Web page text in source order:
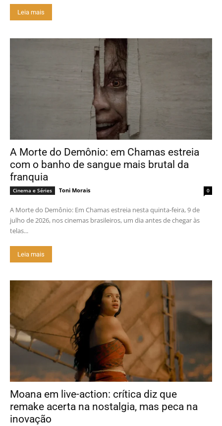
Leia mais
A Morte do Demônio: em Chamas estreia
com o banho de sangue mais brutal da
franquia
Cinema e Séries Toni Morais 0
A Morte do Demônio: Em Chamas estreia nesta quinta-feira, 9 de
julho de 2026, nos cinemas brasileiros, um dia antes de chegar às
telas...
Leia mais
Moana em live-action: crítica diz que
remake acerta na nostalgia, mas peca na
inovação